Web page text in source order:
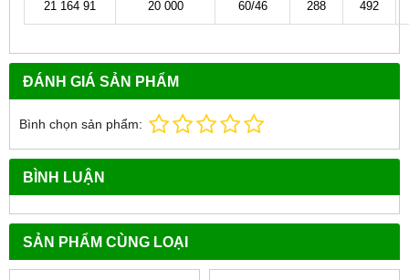
21 164 91 20 000 60/46 288 492
ĐÁNH GIÁ SẢN PHẨM
Bình chọn sản phẩm:
BÌNH LUẬN
SẢN PHẨM CÙNG LOẠI